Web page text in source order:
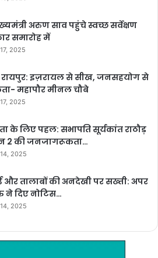
अरुण साव पहुंचे स्वच्छ सर्वेक्षण
समारोह में
2025
रायपुर: इज़रायल से सीख, जनसहयोग से
महापौर मीनल चौबे
2025
के लिए पहल: सभापति सूर्यकांत राठौड़
2 की जनजागरूकता…
2025
और तालाबों की अनदेखी पर सख्ती: अपर
ने दिए नोटिस…
2025